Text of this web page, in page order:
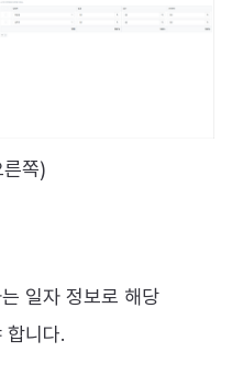
쪽)
일자 정보로 해당
합니다.